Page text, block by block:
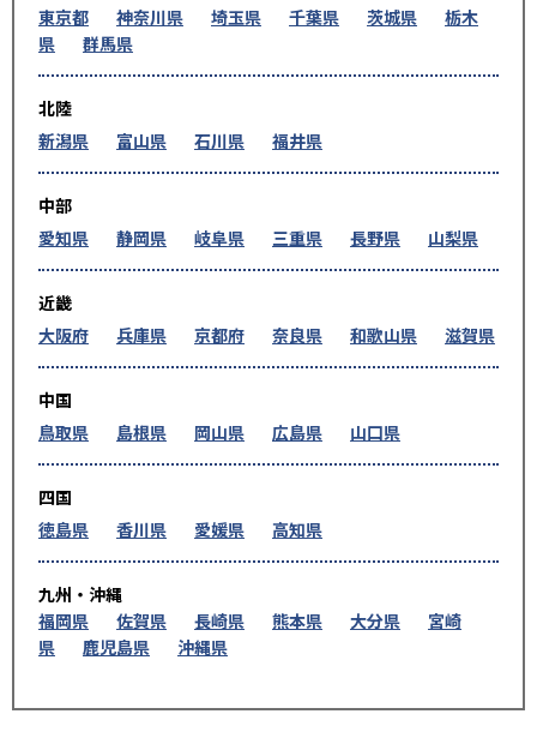
東京都
神奈川県 埼玉県 千葉県 茨城県
栃木
県
群馬県
北陸
新潟県
富山県 石川県 福井県
中部
愛知県
静岡県 岐阜県 三重県 長野県 山梨県
近畿
大阪府
兵庫県 京都府 奈良県 和歌山県 滋賀県
中国
鳥取県
島根県 岡山県 広島県 山口県
四国
徳島県
香川県 愛媛県 高知県
九州・沖縄
福岡県
佐賀県 長崎県 熊本県 大分県
宮崎
県
鹿児島県 沖縄県